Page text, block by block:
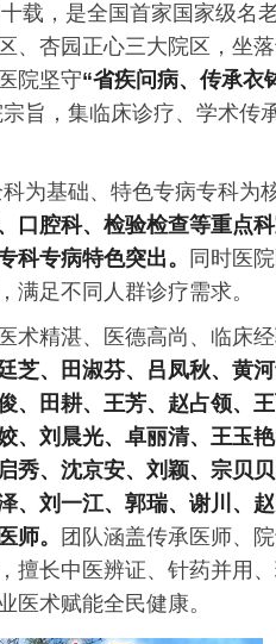
载，是全国首家国家级名
、杏园正心三大院区，坐
院坚守“省疾问病、传承衣
旨，集临床诊疗、学术传
为基础、特色专病专科为
口腔科、检验检查等重点
科专病特色突出。
同时医
满足不同人群诊疗需求。
精湛、医德高尚、临床经
芝、田淑芬、吕凤秋、黄
、田耕、王芳、赵占领、
、刘晨光、卓丽清、王玉
、沈京安、刘颖、宗贝贝
、刘一江、郭瑞、谢川、
师。
团队涵盖传承医师、
擅长中医辨证、针药并用
医术赋能全民健康。